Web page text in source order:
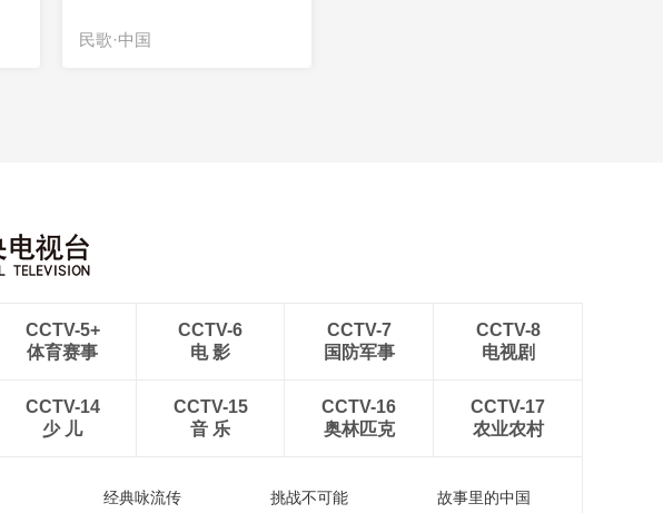
民歌·中国
CCTV-5+
体育赛事
CCTV-6
电 影
CCTV-7
国防军事
CCTV-8
电视剧
CCTV-14
少 儿
CCTV-15
音 乐
CCTV-16
奥林匹克
CCTV-17
农业农村
经典咏流传 挑战不可能 故事里的中国